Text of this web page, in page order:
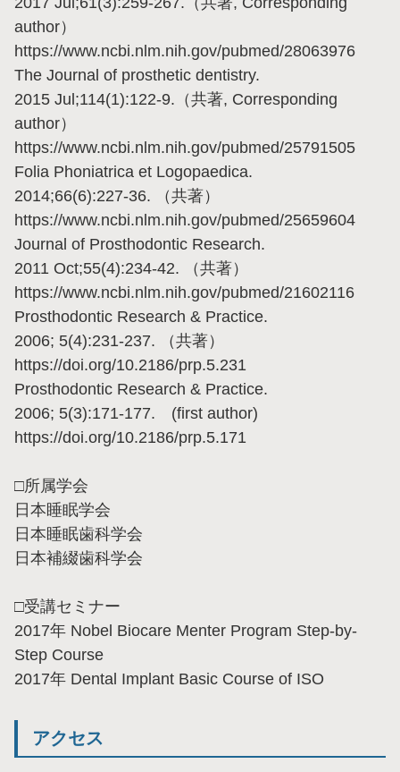
author）
https://www.ncbi.nlm.nih.gov/pubmed/28063976
The Journal of prosthetic dentistry.
2015 Jul;114(1):122-9.（共著, Corresponding
author）
https://www.ncbi.nlm.nih.gov/pubmed/25791505
Folia Phoniatrica et Logopaedica.
2014;66(6):227-36. （共著）
https://www.ncbi.nlm.nih.gov/pubmed/25659604
Journal of Prosthodontic Research.
2011 Oct;55(4):234-42. （共著）
https://www.ncbi.nlm.nih.gov/pubmed/21602116
Prosthodontic Research & Practice.
2006; 5(4):231-237. （共著）
https://doi.org/10.2186/prp.5.231
Prosthodontic Research & Practice.
2006; 5(3):171-177. (first author)
https://doi.org/10.2186/prp.5.171
□所属学会
日本睡眠学会
日本睡眠歯科学会
日本補綴歯科学会
□受講セミナー
2017年 Nobel Biocare Menter Program Step-by-
Step Course
2017年 Dental Implant Basic Course of ISO
アクセス